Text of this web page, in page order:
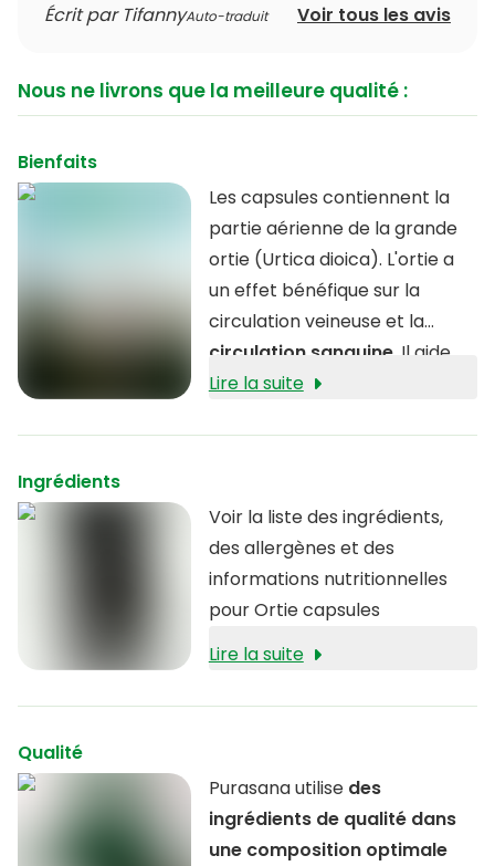
Écrit par TifannyAuto-traduit Voir tous les avis
Nous ne livrons que la meilleure qualité :
Bienfaits
Les capsules contiennent la
partie aérienne de la grande
ortie (Urtica dioica). L'ortie a
un effet bénéfique sur la
circulation veineuse et la
circulation sanguine. Il aide
également à réduire les
Lire la suite
Ingrédients
Voir la liste des ingrédients,
des allergènes et des
informations nutritionnelles
pour Ortie capsules
Lire la suite
Qualité
Purasana utilise des
ingrédients de qualité dans
une composition optimale